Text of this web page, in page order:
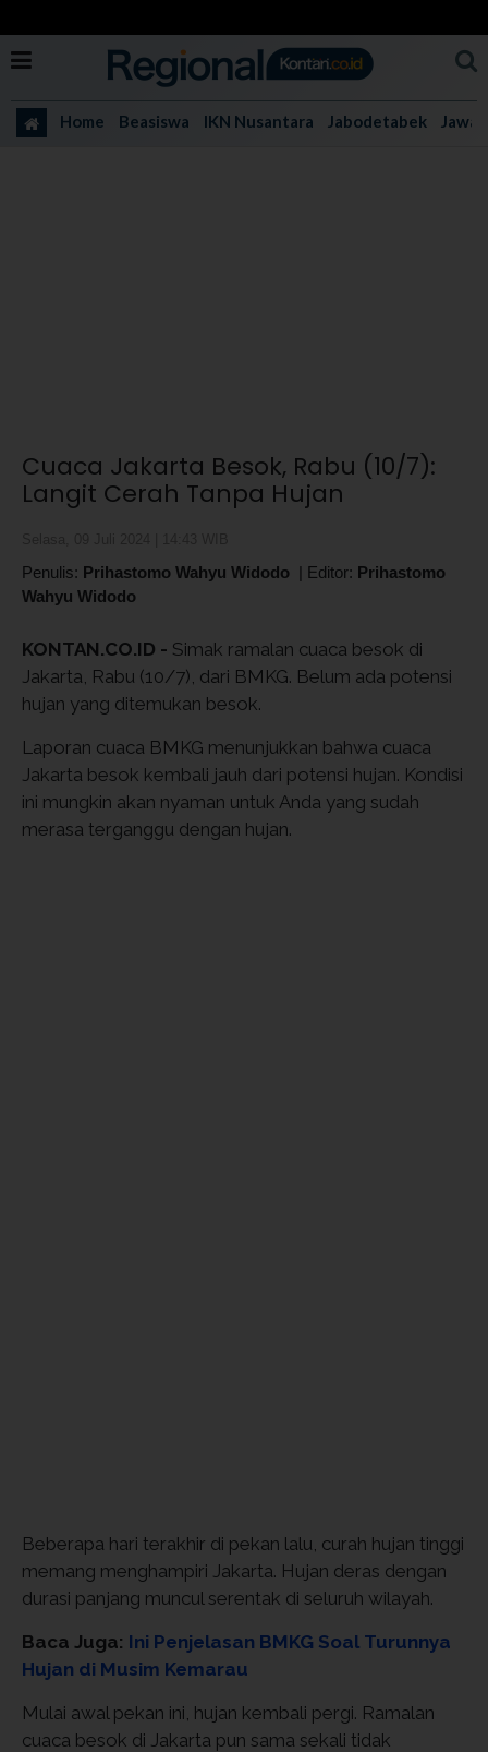
Home Beasiswa IKN Nusantara Jabodetabek Jawa
Cuaca Jakarta Besok, Rabu (10/7):
Langit Cerah Tanpa Hujan
Penulis: Prihastomo Wahyu Widodo | Editor: Prihastomo
Wahyu Widodo
KONTAN.CO.ID - Simak ramalan cuaca besok di
Jakarta, Rabu (10/7), dari BMKG. Belum ada potensi
hujan yang ditemukan besok.
Laporan cuaca BMKG menunjukkan bahwa cuaca
Jakarta besok kembali jauh dari potensi hujan. Kondisi
ini mungkin akan nyaman untuk Anda yang sudah
merasa terganggu dengan hujan.
Beberapa hari terakhir di pekan lalu, curah hujan tinggi
memang menghampiri Jakarta. Hujan deras dengan
durasi panjang muncul serentak di seluruh wilayah.
Baca Juga: Ini Penjelasan BMKG Soal Turunnya
Hujan di Musim Kemarau
Mulai awal pekan ini, hujan kembali pergi. Ramalan
cuaca besok di Jakarta pun sama sekali tidak